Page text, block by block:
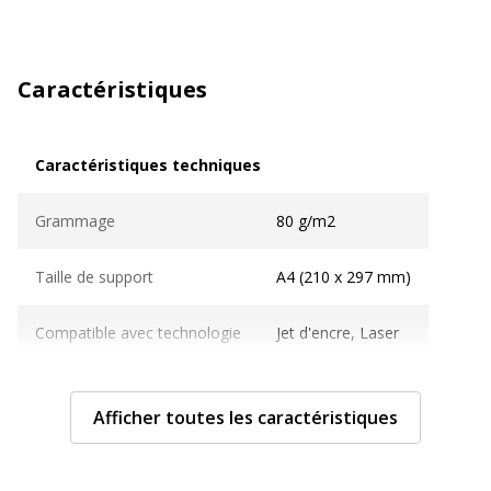
Caractéristiques
Caractéristiques techniques
Grammage 80 g/m2
Taille de support A4 (210 x 297 mm)
Compatible avec technologie Jet d'encre, Laser
Technologie d'impression Jet d'encre, Laser
Caractéristiques générales
Afficher toutes les caractéristiques